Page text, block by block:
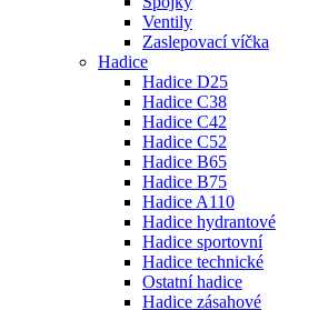
Ventily
Zaslepovací víčka
Hadice
Hadice D25
Hadice C38
Hadice C42
Hadice C52
Hadice B65
Hadice B75
Hadice A110
Hadice hydrantové
Hadice sportovní
Hadice technické
Ostatní hadice
Hadice zásahové